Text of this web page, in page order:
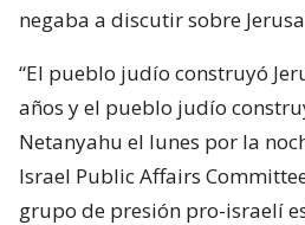
negaba a discutir sobre
“El pueblo judío construyó
años y el pueblo judío
Netanyahu el lunes por la
Israel Public Affairs
grupo de presión pro-israelí